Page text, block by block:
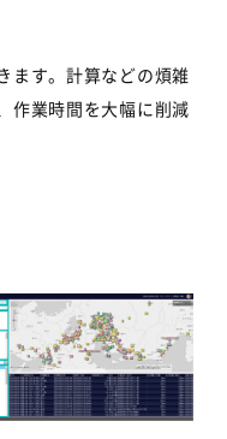
ます。計算などの煩雑
作業時間を大幅に削減